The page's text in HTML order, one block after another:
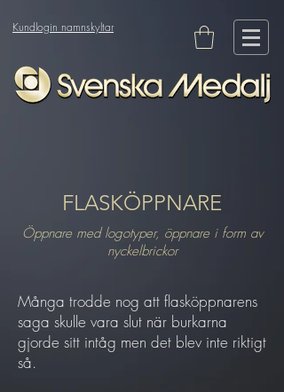
Kundlogin namnskyltar
FLASKÖPPNARE
Öppnare med logotyper, öppnare i form av
nyckelbrickor
Många trodde nog att flasköppnarens
saga skulle vara slut när burkarna
gjorde sitt intåg men det blev inte riktigt
så.